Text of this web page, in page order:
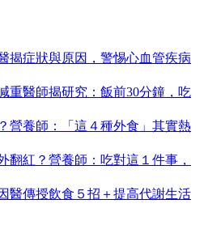
揭症狀與原因，警惕心血管疾病
重醫師揭研究：飯前30分鐘，吃
營養師：「這４種外食」其實熱
翻紅？營養師：吃對這１件事，
醫傳授飲食５招＋提高代謝生活